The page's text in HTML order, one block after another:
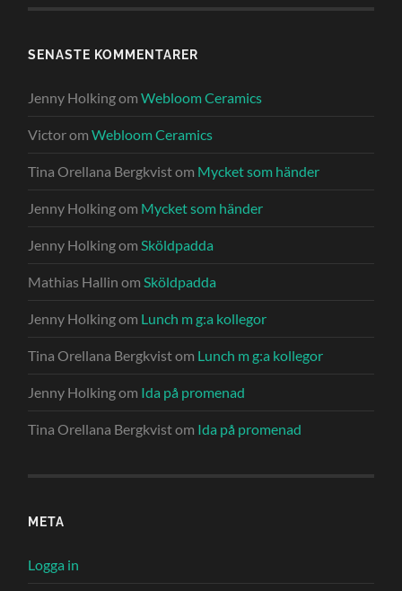
SENASTE KOMMENTARER
Jenny HolkingomWebloom Ceramics
VictoromWebloom Ceramics
Tina Orellana Bergkvistom Mycket som händer
Jenny Holkingom Mycket som händer
Jenny Holkingom Sköldpadda
Mathias Hallin om Sköldpadda
Jenny Holkingom Lunch m g:a kollegor
Tina Orellana Bergkvistom Lunch m g:a kollegor
Jenny Holkingom Ida på promenad
Tina Orellana Bergkvistom Ida på promenad
META
Logga in